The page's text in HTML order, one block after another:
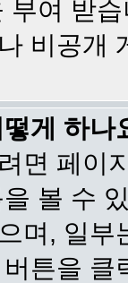
부여 받
비공개
게 하나
면 페이
볼 수
며, 일
튼을